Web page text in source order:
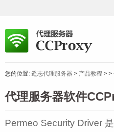
您的位置: 遥志代理服务器 > 产品教程 > >
代理服务器软件
Permeo Security Driver